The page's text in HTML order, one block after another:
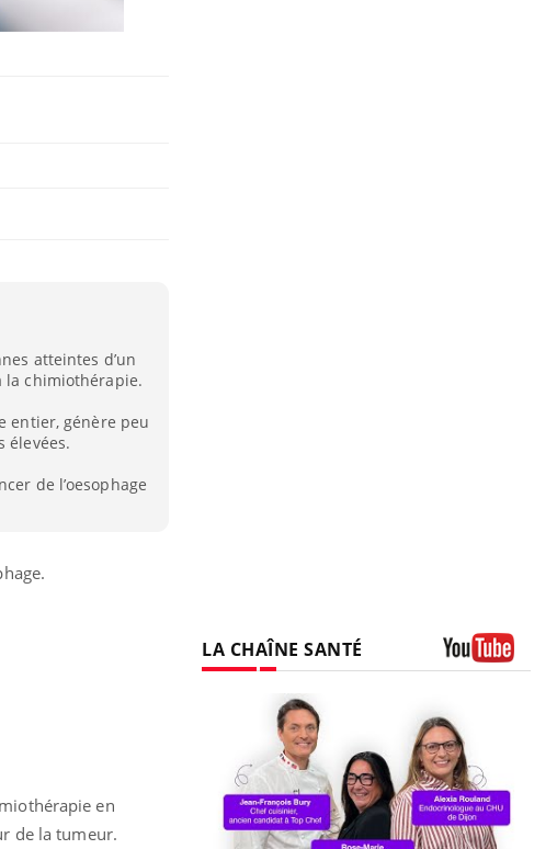
atteintes d’un
la chimiothérapie.
entier, génère peu
élevées.
de l’oesophage
en
de la tumeur.
LA CHAÎNE SANTÉ